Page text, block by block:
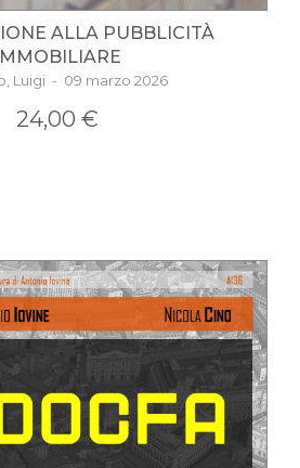
ALLA PUBBLICITÀ
IMMOBILIARE
Luigi - 09 marzo 2026
24,00 €